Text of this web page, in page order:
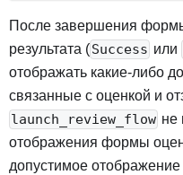
После завершения
результата (Success или
отображать какие-либо
связанные с оценкой и
launch_review_flow не
отображения формы
допустимое отображение